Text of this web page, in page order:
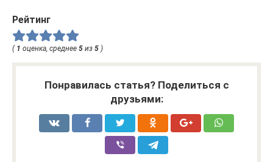
Рейтинг
( 1 оценка, среднее 5 из 5 )
Понравилась статья? Поделиться с
друзьями: